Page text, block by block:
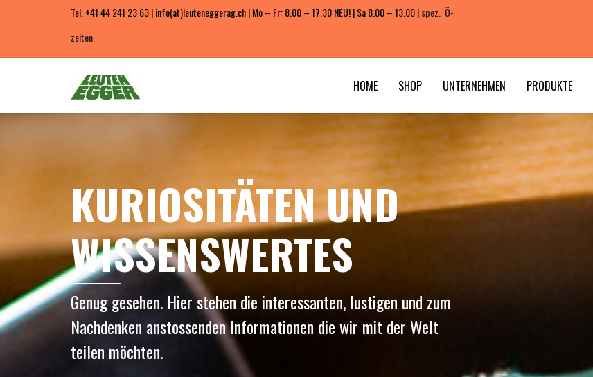
Tel. +41 44 241 23 63 | info(at)leuteneggerag.ch | Mo – Fr: 8.00 – 17.30 NEU! | Sa 8.00 – 13.00 |spez. Ö-
zeiten
HOME SHOP UNTERNEHMEN PRODUKTE
KURIOSITÄTEN UND
WISSENSWERTES
Genug gesehen. Hier stehen die interessanten, lustigen und zum
Nachdenken anstossenden Informationen die wir mit der Welt
teilen möchten.